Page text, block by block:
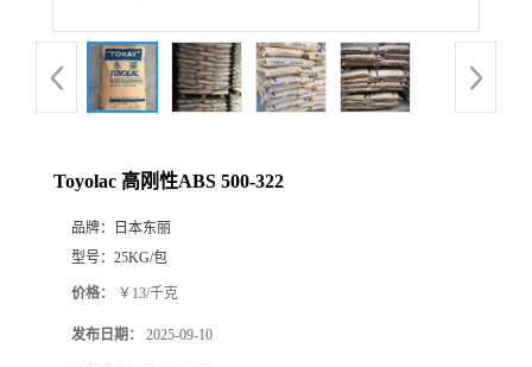
Toyolac 高刚性ABS 500-322
品牌：
日本东丽
型号： 25KG/包
价格： ￥13/千克
发布日期： 2025-09-10